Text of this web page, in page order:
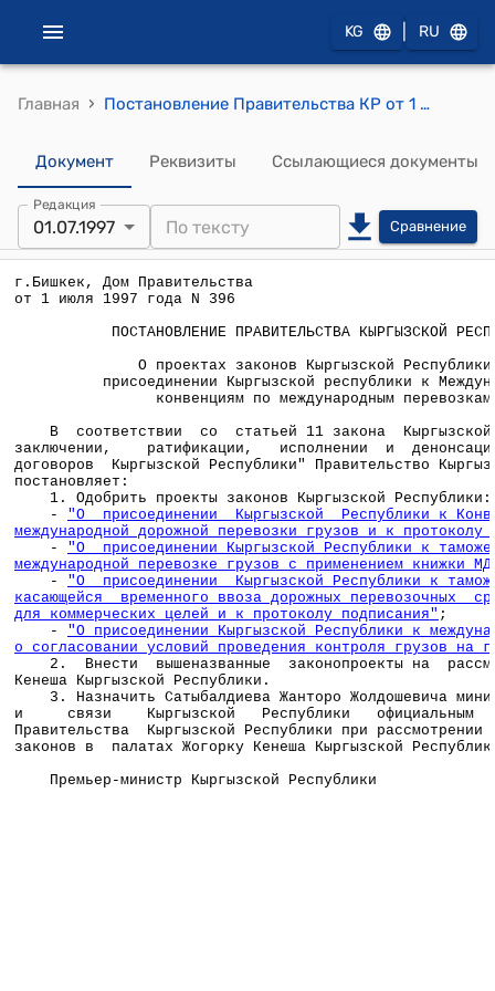
KG RU
Главная › Постановление Правительства КР от 1 июля 1997 года N 396 "О проектах законов Кыргызской Республики о присоединении Кыргызской республики к Международным конвенциям по международным перевозкам"
Документ Реквизиты Ссылающиеся документы
Редакция
01.07.1997 Сравнение